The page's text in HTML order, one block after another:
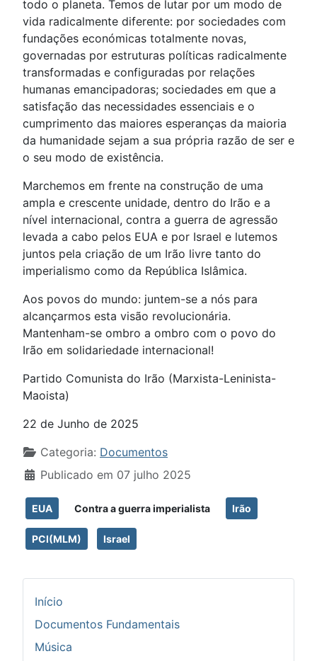
todo o planeta. Temos de lutar por um modo de
vida radicalmente diferente: por sociedades com
fundações económicas totalmente novas,
governadas por estruturas políticas radicalmente
transformadas e configuradas por relações
humanas emancipadoras; sociedades em que a
satisfação das necessidades essenciais e o
cumprimento das maiores esperanças da maioria
da humanidade sejam a sua própria razão de ser e
o seu modo de existência.
Marchemos em frente na construção de uma
ampla e crescente unidade, dentro do Irão e a
nível internacional, contra a guerra de agressão
levada a cabo pelos EUA e por Israel e lutemos
juntos pela criação de um Irão livre tanto do
imperialismo como da República Islâmica.
Aos povos do mundo: juntem-se a nós para
alcançarmos esta visão revolucionária.
Mantenham-se ombro a ombro com o povo do
Irão em solidariedade internacional!
Partido Comunista do Irão (Marxista-Leninista-
Maoista)
22 de Junho de 2025
Detalhes
Categoria: Documentos
Publicado em 07 julho 2025
EUA Contra a guerra imperialista Irão
PCI(MLM) Israel
Início
Documentos Fundamentais
Música